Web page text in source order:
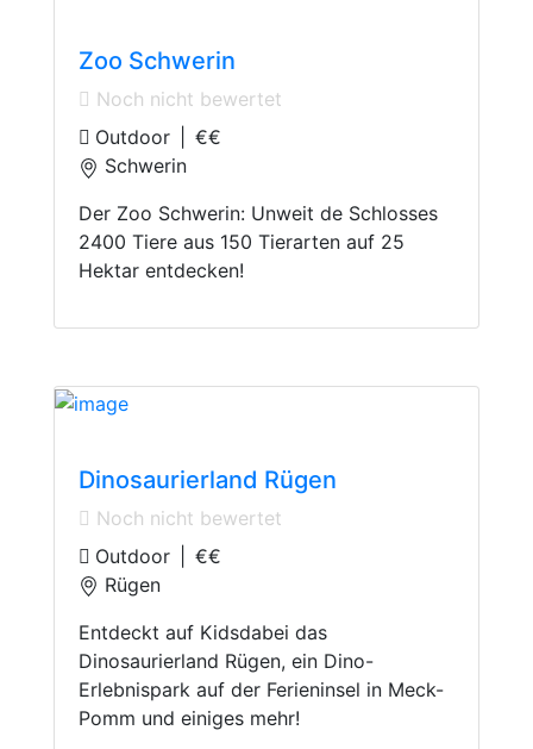
Zoo Schwerin
Noch nicht bewertet
Outdoor
€€
Schwerin
Der Zoo Schwerin: Unweit de Schlosses
2400 Tiere aus 150 Tierarten auf 25
Hektar entdecken!
Dinosaurierland Rügen
Noch nicht bewertet
Outdoor
€€
Rügen
Entdeckt auf Kidsdabei das
Dinosaurierland Rügen, ein Dino-
Erlebnispark auf der Ferieninsel in Meck-
Pomm und einiges mehr!